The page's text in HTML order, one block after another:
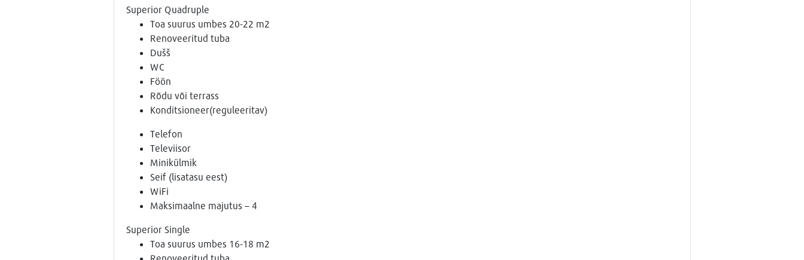
Superior Quadruple
Toa suurus umbes 20-22 m2
Renoveeritud tuba
Dušš
WC
Föön
Rõdu või terrass
Konditsioneer(reguleeritav)
Telefon
Televiisor
Minikülmik
Seif (lisatasu eest)
WiFi
Maksimaalne majutus – 4
Superior Single
Toa suurus umbes 16-18 m2